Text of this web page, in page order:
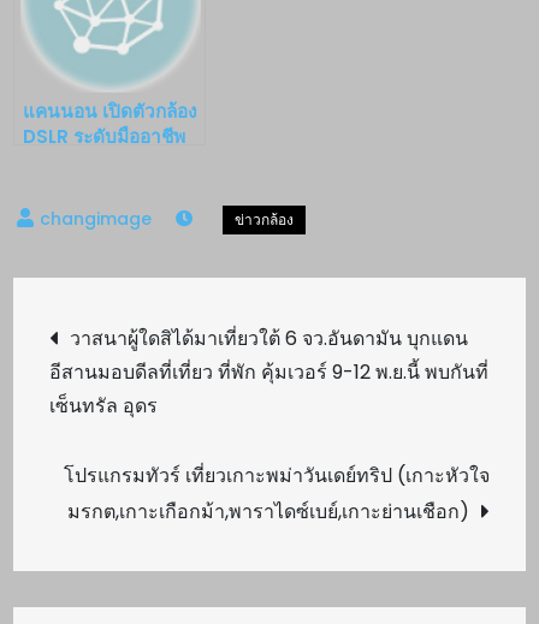
แคนนอน เปิดตัวกล้อง
DSLR ระดับมืออาชีพ
Post
navigation
วาสนาผู้ใดสิได้มาเที่ยวใต้ 6 จว.อันดามัน บุกแดน
อีสานมอบดีลที่เที่ยว ที่พัก คุ้มเวอร์ 9-12 พ.ย.นี้ พบกันที่
เซ็นทรัล อุดร
โปรแกรมทัวร์ เที่ยวเกาะพม่าวันเดย์ทริป (เกาะหัวใจ
มรกต,เกาะเกือกม้า,พาราไดซ์เบย์,เกาะย่านเชือก)